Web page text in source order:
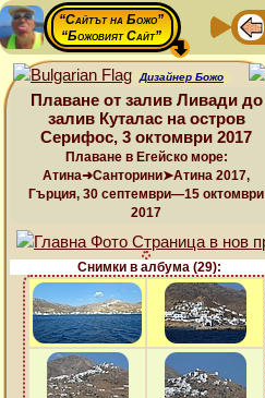
“Сайтът на Божо”
“Божовият Сайт”
Дизайнер Божо
Плаване от залив Ливади до
залив Куталас на остров
Серифос, 3 октомври 2017
Плаване в Егейско море:
Атина➜Санторини➤Атина 2017,
Гърция, 30 септември—15 октомври
2017
Снимки в албума (29):